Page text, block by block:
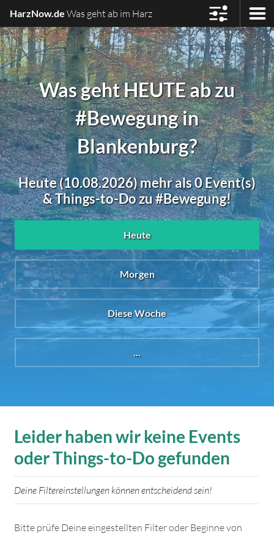
HarzNow.de Was geht ab im Harz
Was geht HEUTE ab zu
#Bewegung in
Blankenburg?
Heute (10.08.2026) mehr als 0 Event(s)
& Things-to-Do zu #Bewegung!
Heute
Morgen
Diese Woche
Leider haben wir keine Events
oder Things-to-Do gefunden
Deine Filtereinstellungen können entscheidend sein!
Bitte prüfe Deine eingestellten Filter oder Beginne von